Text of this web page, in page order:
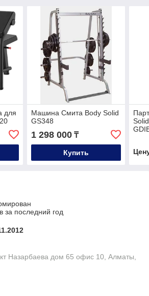
для
Mашина Смита Body Solid
GS348
1 298 000₸
Купить
за последний год
Назарбаева дом 65 офис 10, Алматы,